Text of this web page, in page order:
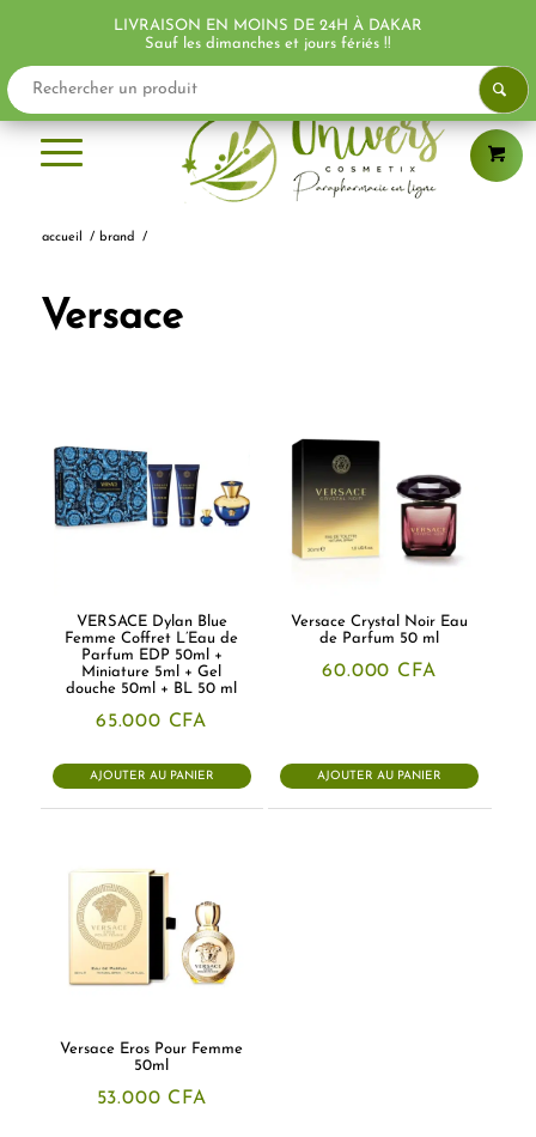
accueil / brand /
Versace
VERSACE Dylan Blue
Femme Coffret L’Eau de
Parfum EDP 50ml +
Miniature 5ml + Gel
douche 50ml + BL 50 ml
65.000 CFA
AJOUTER AU PANIER
Versace Crystal Noir Eau
de Parfum 50 ml
60.000 CFA
AJOUTER AU PANIER
Versace Eros Pour Femme
50ml
53.000 CFA
LIVRAISON EN MOINS DE 24H À DAKAR
Sauf les dimanches et jours fériés !!